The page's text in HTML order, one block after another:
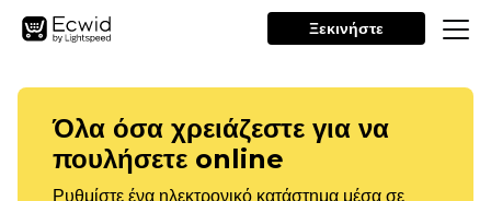
Ξεκινήστε
Όλα όσα χρειάζεστε για να
πουλήσετε online
Ρυθμίστε ένα ηλεκτρονικό κατάστημα μέσα σε